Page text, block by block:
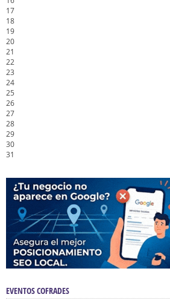
17
18
19
20
21
22
23
24
25
26
27
28
29
30
31
EVENTOS COFRADES